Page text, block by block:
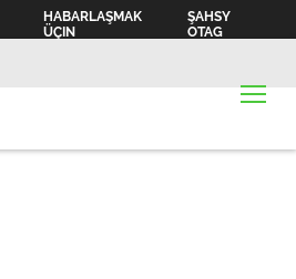
HABARLAŞMAK
ÜÇIN
ŞAHSY
OTAG